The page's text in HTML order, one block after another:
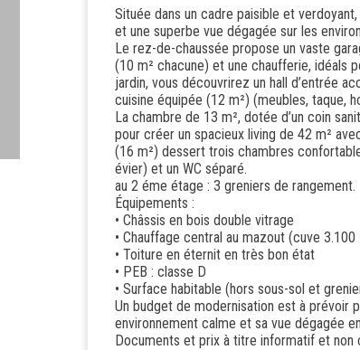
Située dans un cadre paisible et
et une superbe vue dégagée sur les
Le rez-de-chaussée propose un vaste
(10 m² chacune) et une chaufferie, idéals
jardin, vous découvrirez un hall d’entrée
cuisine équipée (12 m²) (meubles, taque,
La chambre de 13 m², dotée d’un coin
pour créer un spacieux living de 42 m²
(16 m²) dessert trois chambres
évier) et un WC séparé.
au 2 éme étage : 3 greniers de rangement.
Équipements :
• Châssis en bois double vitrage
• Chauffage central au mazout (cuve
• Toiture en éternit en très bon état
• PEB : classe D
• Surface habitable (hors sous-sol et
Un budget de modernisation est à prévoir
environnement calme et sa vue dégagée
Documents et prix à titre informatif et non